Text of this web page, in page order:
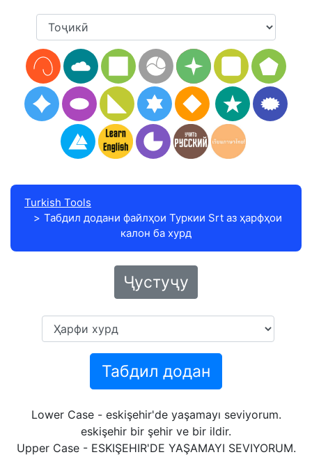
Turkish Tools
Табдил додани файлҳои Туркии Srt аз ҳарфҳои
калон ба хурд
Ҷустуҷу
Табдил додан
Lower Case - eskişehir'de yaşamayı seviyorum.
eskişehir bir şehir ve bir ildir.
Upper Case - ESKIŞEHIR'DE YAŞAMAYI SEVIYORUM.